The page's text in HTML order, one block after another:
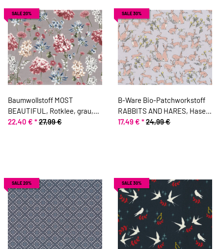
SALE 20%
Baumwollstoff MOST
BEAUTIFUL, Rotklee, grau,
ring a roses
22,40 € *27,99 €
SALE 30%
B-Ware Bio-Patchworkstoff
RABBITS AND HARES, Hasen,
hellgrau-hautfarben, Jane
17,49 € *24,99 €
SALE 20% SALE 30%